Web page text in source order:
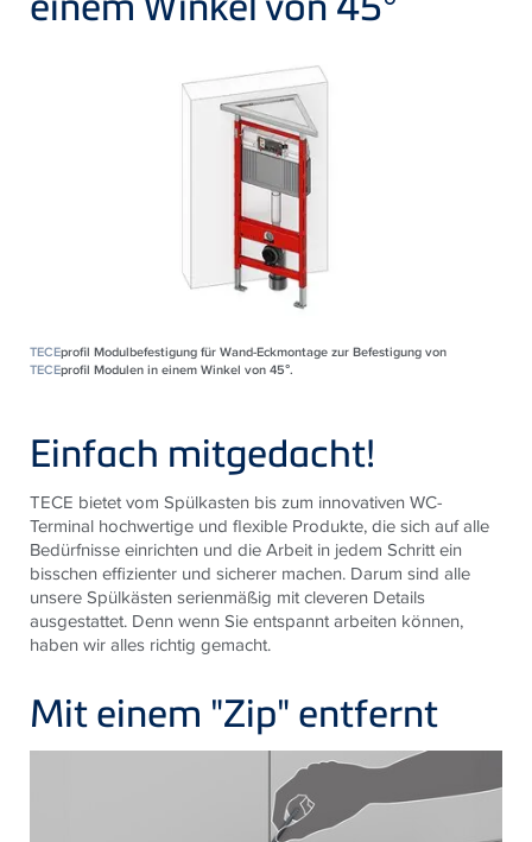
TECEprofil Modulbefestigung für Wand-Eckmontage zur Befestigung von
TECEprofil Modulen in einem Winkel von 45°.
Einfach mitgedacht!
TECE bietet vom Spülkasten bis zum innovativen WC-
Terminal hochwertige und flexible Produkte, die sich auf alle
Bedürfnisse einrichten und die Arbeit in jedem Schritt ein
bisschen effizienter und sicherer machen. Darum sind alle
unsere Spülkästen serienmäßig mit cleveren Details
ausgestattet. Denn wenn Sie entspannt arbeiten können,
haben wir alles richtig gemacht.
Mit einem "Zip" entfernt